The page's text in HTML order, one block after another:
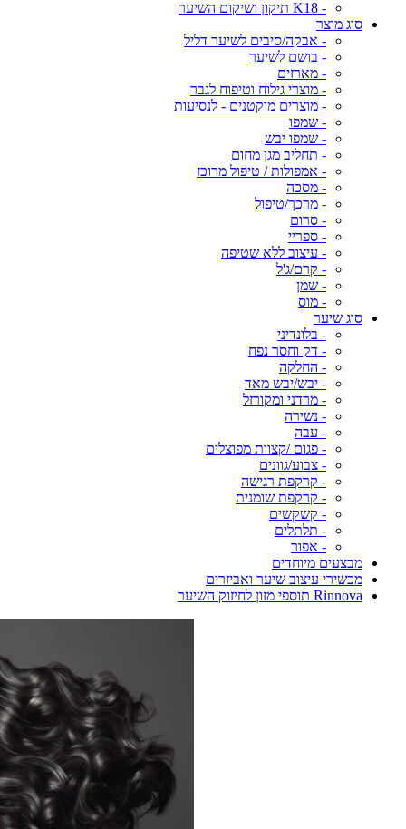
- K18 תיקון ושיקום השיער
סוג מוצר
- אבקה/סיבים לשיער דליל
- בושם לשיער
- מארזים
- מוצרי גילוח וטיפוח לגבר
- מוצרים מוקטנים - לנסיעות
- שמפו
- שמפו יבש
- תחליב מגן מחום
- אמפולות / טיפול מרוכז
- מסכה
- מרכך/טיפול
- סרום
- ספריי
- עיצוב ללא שטיפה
- קרם/ג'ל
- שמן
- מוס
סוג שיער
- בלונדיני
- דק וחסר נפח
- החלקה
- יבש/יבש מאד
- מרדני ומקורזל
- נשירה
- עבה
- פגום /קצוות מפוצלים
- צבוע/גוונים
- קרקפת רגישה
- קרקפת שומנית
- קשקשים
- תלתלים
- אפור
מבצעים מיוחדים
מכשירי עיצוב שיער ואביזרים
Rinnova תוספי מזון לחיזוק השיער